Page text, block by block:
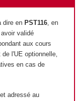
dire en PST116 , en
avoir validé
aux cours
l'UE optionnelle,
en cas de
adressé au